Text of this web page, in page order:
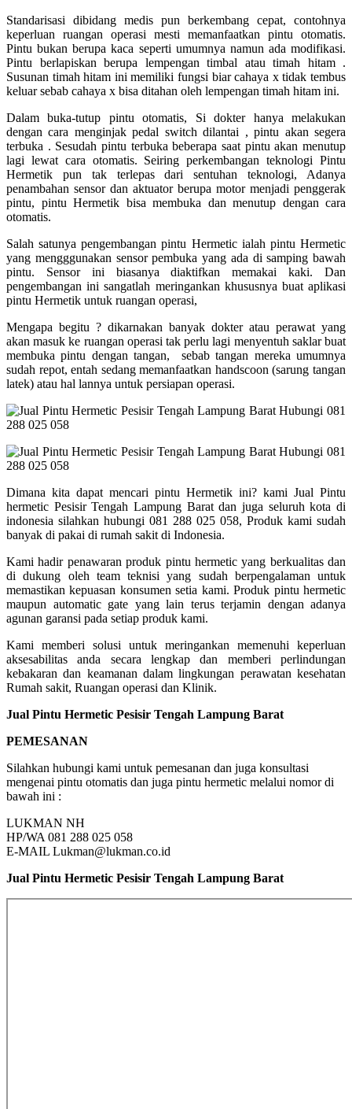
Standarisasi dibidang medis pun berkembang cepat, contohnya
keperluan ruangan operasi mesti memanfaatkan pintu otomatis.
Pintu bukan berupa kaca seperti umumnya namun ada modifikasi.
Pintu berlapiskan berupa lempengan timbal atau timah hitam .
Susunan timah hitam ini memiliki fungsi biar cahaya x tidak tembus
keluar sebab cahaya x bisa ditahan oleh lempengan timah hitam ini.
Dalam buka-tutup pintu otomatis, Si dokter hanya melakukan
dengan cara menginjak pedal switch dilantai , pintu akan segera
terbuka . Sesudah pintu terbuka beberapa saat pintu akan menutup
lagi lewat cara otomatis. Seiring perkembangan teknologi Pintu
Hermetik pun tak terlepas dari sentuhan teknologi, Adanya
penambahan sensor dan aktuator berupa motor menjadi penggerak
pintu, pintu Hermetik bisa membuka dan menutup dengan cara
otomatis.
Salah satunya pengembangan pintu Hermetic ialah pintu Hermetic
yang mengggunakan sensor pembuka yang ada di samping bawah
pintu. Sensor ini biasanya diaktifkan memakai kaki. Dan
pengembangan ini sangatlah meringankan khususnya buat aplikasi
pintu Hermetik untuk ruangan operasi,
Mengapa begitu ? dikarnakan banyak dokter atau perawat yang
akan masuk ke ruangan operasi tak perlu lagi menyentuh saklar buat
membuka pintu dengan tangan, sebab tangan mereka umumnya
sudah repot, entah sedang memanfaatkan handscoon (sarung tangan
latek) atau hal lannya untuk persiapan operasi.
Dimana kita dapat mencari pintu Hermetik ini? kami Jual Pintu
hermetic Pesisir Tengah Lampung Barat dan juga seluruh kota di
indonesia silahkan hubungi 081 288 025 058, Produk kami sudah
banyak di pakai di rumah sakit di Indonesia.
Kami hadir penawaran produk pintu hermetic yang berkualitas dan
di dukung oleh team teknisi yang sudah berpengalaman untuk
memastikan kepuasan konsumen setia kami. Produk pintu hermetic
maupun automatic gate yang lain terus terjamin dengan adanya
agunan garansi pada setiap produk kami.
Kami memberi solusi untuk meringankan memenuhi keperluan
aksesabilitas anda secara lengkap dan memberi perlindungan
kebakaran dan keamanan dalam lingkungan perawatan kesehatan
Rumah sakit, Ruangan operasi dan Klinik.
Jual Pintu Hermetic Pesisir Tengah Lampung Barat
PEMESANAN
Silahkan hubungi kami untuk pemesanan dan juga konsultasi
mengenai pintu otomatis dan juga pintu hermetic melalui nomor di
bawah ini :
LUKMAN NH
HP/WA 081 288 025 058
E-MAIL Lukman@lukman.co.id
Jual Pintu Hermetic Pesisir Tengah Lampung Barat